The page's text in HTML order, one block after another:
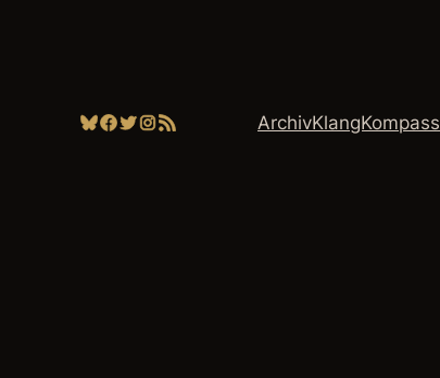
Bluesky
Facebook
Twitter
Instagram
RSS-Feed ArchivKlangKompass